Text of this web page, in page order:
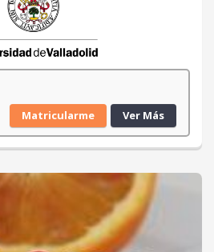
Matricularme Ver Más